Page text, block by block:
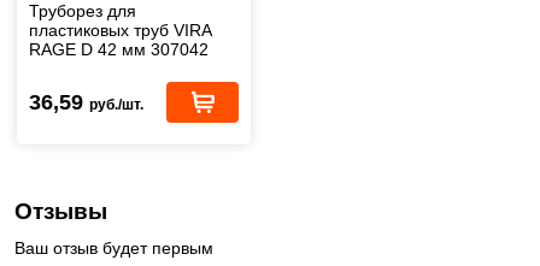
Труборез для
пластиковых труб VIRA
RAGE D 42 мм 307042
36,59 руб./шт.
Отзывы
Ваш отзыв будет первым